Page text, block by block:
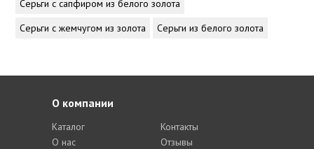
Серьги с сапфиром из белого золота
Серьги с жемчугом из золота
Серьги из белого золота
О компании
Каталог
О нас
Контакты
Отзывы